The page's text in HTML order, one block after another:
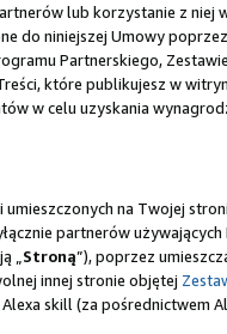
lub korzystanie z
do niniejszej Umowy
Partnerskiego,
które publikujesz w
w celu uzyskania
na Twojej
partnerów
„Stroną”), poprzez
innej stronie objętej
skill (za pośrednictwem